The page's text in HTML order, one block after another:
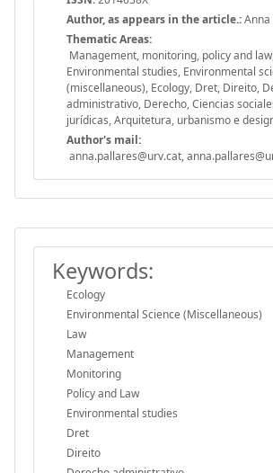
Author, as appears in the article.:
Thematic Areas:
Management, monitoring, policy and
Environmental studies, Environmental
(miscellaneous), Ecology, Dret, Direito,
administrativo, Derecho, Ciencias
jurídicas, Arquitetura, urbanismo e
Author's mail:
anna.pallares@urv.cat,
Keywords:
Ecology
Environmental Science (Miscellaneous)
Law
Management
Monitoring
Policy and Law
Environmental studies
Dret
Direito